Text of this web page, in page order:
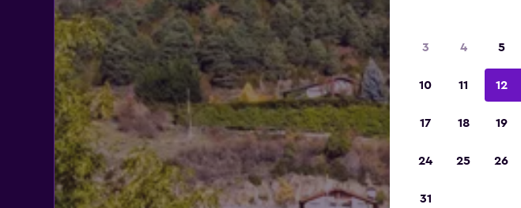
3 4 5
10 11 12
17 18 19
24 25 26
31